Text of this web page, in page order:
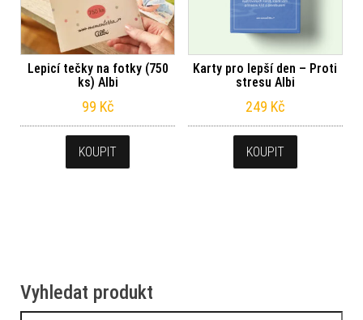
Lepicí tečky na fotky (750
ks) Albi
99 Kč
KOUPIT
Karty pro lepší den – Proti
stresu Albi
249 Kč
KOUPIT
Vyhledat produkt